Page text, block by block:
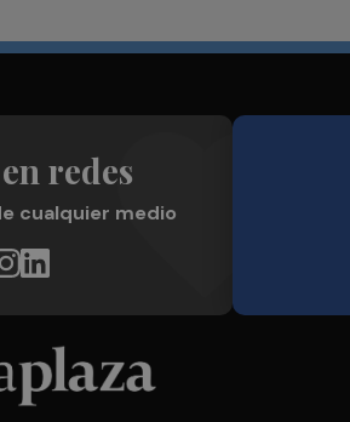
redes
cualquier medio